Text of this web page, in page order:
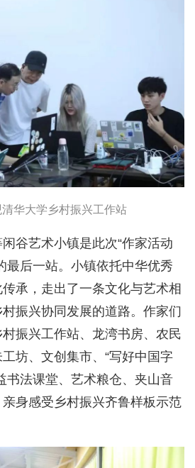
华大学乡村振兴工作站
谷艺术小镇是此次“作家活动
最后一站。小镇依托中华优秀
承，走出了一条文化与艺术相
振兴协同发展的道路。作家们
振兴工作站、龙湾书房、农民
坊、文创集市、“写好中国字
书法课堂、艺术粮仓、夹山音
身感受乡村振兴齐鲁样板示范